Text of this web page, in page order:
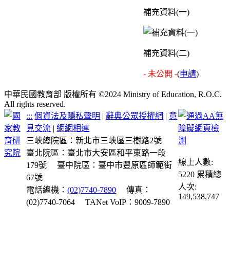
補充資料(一)
補充資料(二)
- 未公開 -(申請)
中華民國教育部 版權所有 ©2024 Ministry of Education, R.O.C.
All rights reserved.
::: 個資法及隱私聲明 | 辭典公眾授權網 | 意
見交流 |網網相連
三峽總院區：新北市三峽區三樹路2號
臺北院區：臺北市大安區和平東路一段
179號
臺中院區：臺中市豐原區師範街
67號
電話總機：(02)7740-7890
傳真：
(02)7740-7064
TANet VoIP：9009-7890
線上人數:
5220 累積總
人次:
149,538,747